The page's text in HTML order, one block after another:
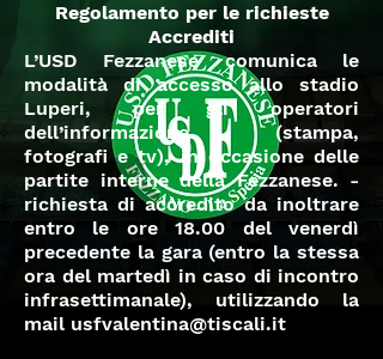
Regolamento per le richieste
Accrediti
L’USD Fezzanese comunica le
modalità di accesso allo stadio
Luperi, per gli operatori
dell’informazione (stampa,
fotografi e tv), in occasione delle
partite interne della Fezzanese. -
richiesta di accredito da inoltrare
entro le ore 18.00 del venerdì
precedente la gara (entro la stessa
ora del martedì in caso di incontro
infrasettimanale), utilizzando la
mail usfvalentina@tiscali.it